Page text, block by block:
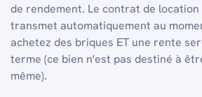
de rendement. Le contrat de location
transmet automatiquement au
achetez des briques ET une rente
terme (ce bien n'est pas destiné à
même).